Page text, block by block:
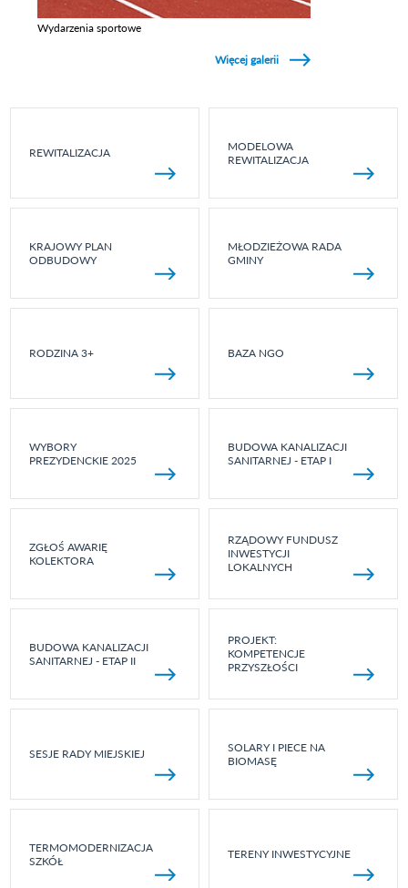
Wydarzenia sportowe
Więcej galerii
REWITALIZACJA
MODELOWA
REWITALIZACJA
KRAJOWY PLAN
ODBUDOWY
MŁODZIEŻOWA RADA
GMINY
RODZINA 3+ BAZA NGO
WYBORY
PREZYDENCKIE 2025
BUDOWA KANALIZACJI
SANITARNEJ - ETAP I
ZGŁOŚ AWARIĘ
KOLEKTORA
RZĄDOWY FUNDUSZ
INWESTYCJI
LOKALNYCH
BUDOWA KANALIZACJI
SANITARNEJ - ETAP II
PROJEKT:
KOMPETENCJE
PRZYSZŁOŚCI
SESJE RADY MIEJSKIEJ
SOLARY I PIECE NA
BIOMASĘ
TERMOMODERNIZACJA
SZKÓŁ
TERENY INWESTYCYJNE